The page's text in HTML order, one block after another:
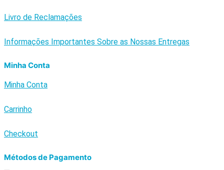
Livro de Reclamações
Informações Importantes Sobre as Nossas Entregas
Minha Conta
Minha Conta
Carrinho
Checkout
Métodos de Pagamento